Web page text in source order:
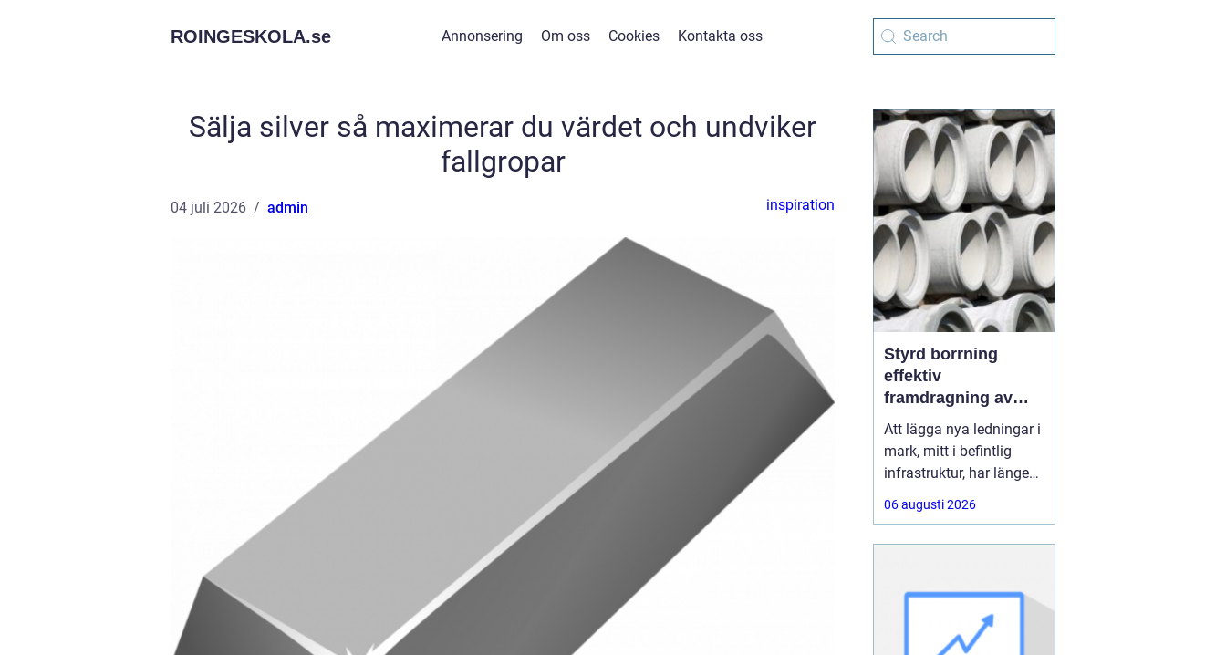
ROINGESKOLA.se Annonsering Om oss Cookies Kontakta oss
Sälja silver så maximerar du värdet och undviker
fallgropar
04 juli 2026 admin inspiration
Styrd borrning
effektiv
framdragning av
ledningar utan
schakt
Att lägga nya ledningar i
mark, mitt i befintlig
infrastruktur, har länge
varit förknippat med
stora schakter,
06 augusti 2026